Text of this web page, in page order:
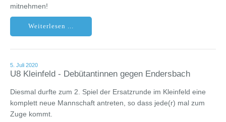
mitnehmen!
Weiterlesen ...
5. Juli 2020
U8 Kleinfeld - Debütantinnen gegen Endersbach
Diesmal durfte zum 2. Spiel der Ersatzrunde im Kleinfeld eine
komplett neue Mannschaft antreten, so dass jede(r) mal zum
Zuge kommt.